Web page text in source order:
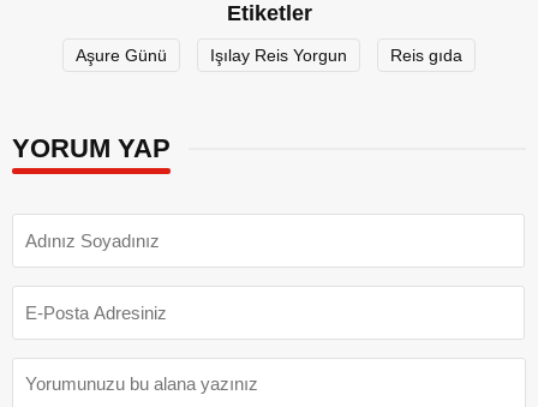
Etiketler
Aşure Günü Işılay Reis Yorgun Reis gıda
YORUM YAP